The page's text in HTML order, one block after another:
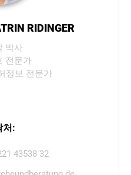
RIDINGER
박사
전문가
정보 전문가
처:
43538 32